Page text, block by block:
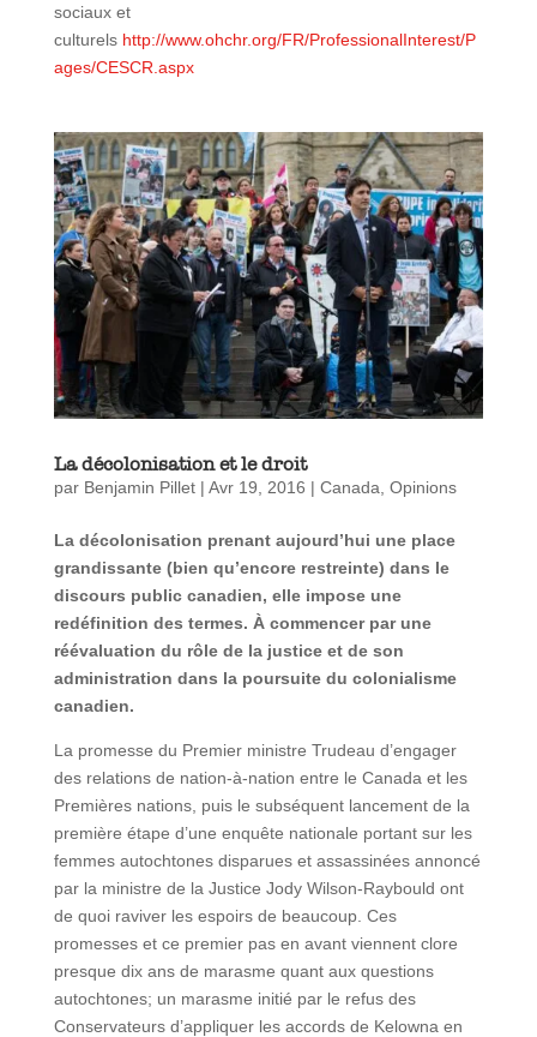
sociaux et
culturels http://www.ohchr.org/FR/ProfessionalInterest/P
ages/CESCR.aspx
La décolonisation et le droit
par Benjamin Pillet| Avr 19, 2016 | Canada Opinions
La décolonisation prenant aujourd’hui une place
grandissante (bien qu’encore restreinte) dans le
discours public canadien, elle impose une
redéfinition des termes. À commencer par une
réévaluation du rôle de la justice et de son
administration dans la poursuite du colonialisme
canadien.
La promesse du Premier ministre Trudeau d’engager
des relations de nation-à-nation entre le Canada et les
Premières nations, puis le subséquent lancement de la
première étape d’une enquête nationale portant sur les
femmes autochtones disparues et assassinées annoncé
par la ministre de la Justice Jody Wilson-Raybould ont
de quoi raviver les espoirs de beaucoup. Ces
promesses et ce premier pas en avant viennent clore
presque dix ans de marasme quant aux questions
autochtones; un marasme initié par le refus des
Conservateurs d’appliquer les accords de Kelowna en